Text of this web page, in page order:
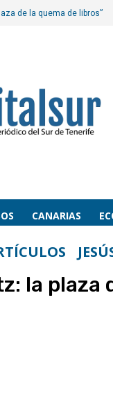
de la quema de libros”
CANARIAS
la plaza